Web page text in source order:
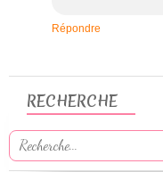
Répondre
RECHERCHE